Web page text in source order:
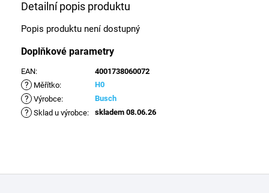
Detailní popis produktu
Popis produktu není dostupný
Doplňkové parametry
EAN: 4001738060072
? Měřítko: H0
? Výrobce: Busch
? Sklad u výrobce: skladem 08.06.26